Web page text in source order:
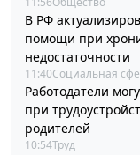
В РФ
помощи при
недостаточности
11:40Социальная
Работодатели
при
родителей
10:54Труд